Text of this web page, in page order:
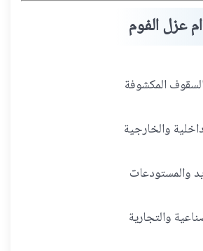
عزل الفوم
المكشوفة
والخارجية
والمستودعات
والتجارية